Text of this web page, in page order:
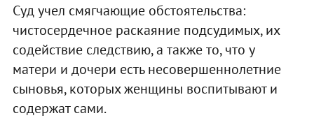
Суд учел смягчающие обстоятельства:
чистосердечное раскаяние подсудимых, их
содействие следствию, а также то, что у
матери и дочери есть несовершеннолетние
сыновья, которых женщины воспитывают и
содержат сами.